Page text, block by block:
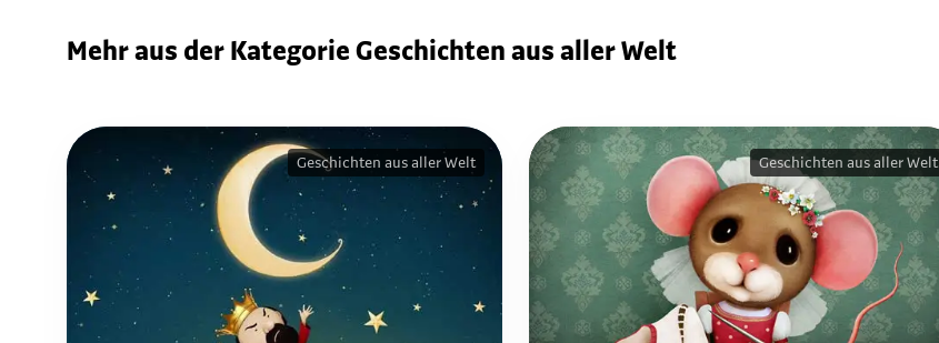
Mehr aus der Kategorie Geschichten aus aller Welt
Geschichten aus aller Welt Geschichten aus aller Welt